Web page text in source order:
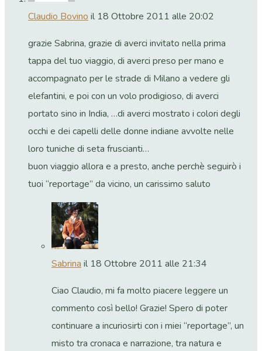
Claudio Bovinoil 18 Ottobre 2011 alle 20:02
grazie Sabrina, grazie di averci invitato nella prima
tappa del tuo viaggio, di averci preso per mano e
accompagnato per le strade di Milano a vedere gli
elefantini, e poi con un volo prodigioso, di averci
portato sino in India, …di averci mostrato i colori degli
occhi e dei capelli delle donne indiane avvolte nelle
loro tuniche di seta fruscianti…
buon viaggio allora e a presto, anche perchè seguirò i
tuoi “reportage” da vicino, un carissimo saluto
Sabrinail 18 Ottobre 2011 alle 21:34
Ciao Claudio, mi fa molto piacere leggere un
commento così bello! Grazie! Spero di poter
continuare a incuriosirti con i miei “reportage”, un
misto tra cronaca e narrazione, tra natura e